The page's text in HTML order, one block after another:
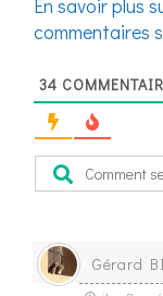
En savoir plus
commentaires
34
Gérard